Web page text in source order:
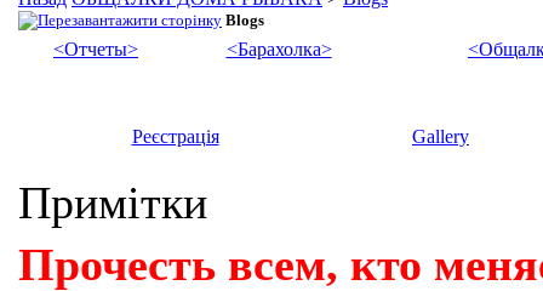
Blogs
<Отчеты> <Барахолка>
Реєстрація Gallery
Примітки
Прочесть всем, кто